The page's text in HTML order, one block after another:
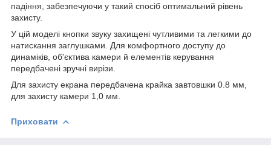
падіння, забезпечуючи у такий спосіб оптимальний рівень
захисту.
У цій моделі кнопки звуку захищені чутливими та легкими до
натискання заглушками. Для комфортного доступу до
динаміків, об'єктива камери й елементів керування
передбачені зручні вирізи.
Для захисту екрана передбачена крайка завтовшки 0.8 мм,
для захисту камери 1,0 мм.
Приховати